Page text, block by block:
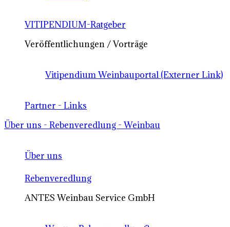
VITIPENDIUM-Ratgeber
Veröffentlichungen / Vorträge
Vitipendium Weinbauportal (Externer Link)
Partner - Links
Über uns - Rebenveredlung - Weinbau
Über uns
Rebenveredlung
ANTES Weinbau Service GmbH